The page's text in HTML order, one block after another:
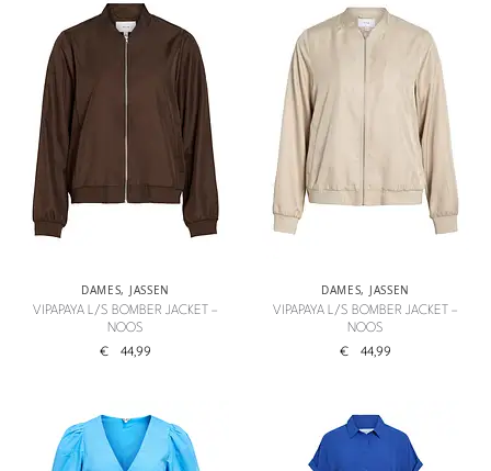
DAMES, JASSEN
VIPAPAYA L/S BOMBER JACKET –
NOOS
€ 44,99
DAMES, JASSEN
VIPAPAYA L/S BOMBER JACKET –
NOOS
€ 44,99